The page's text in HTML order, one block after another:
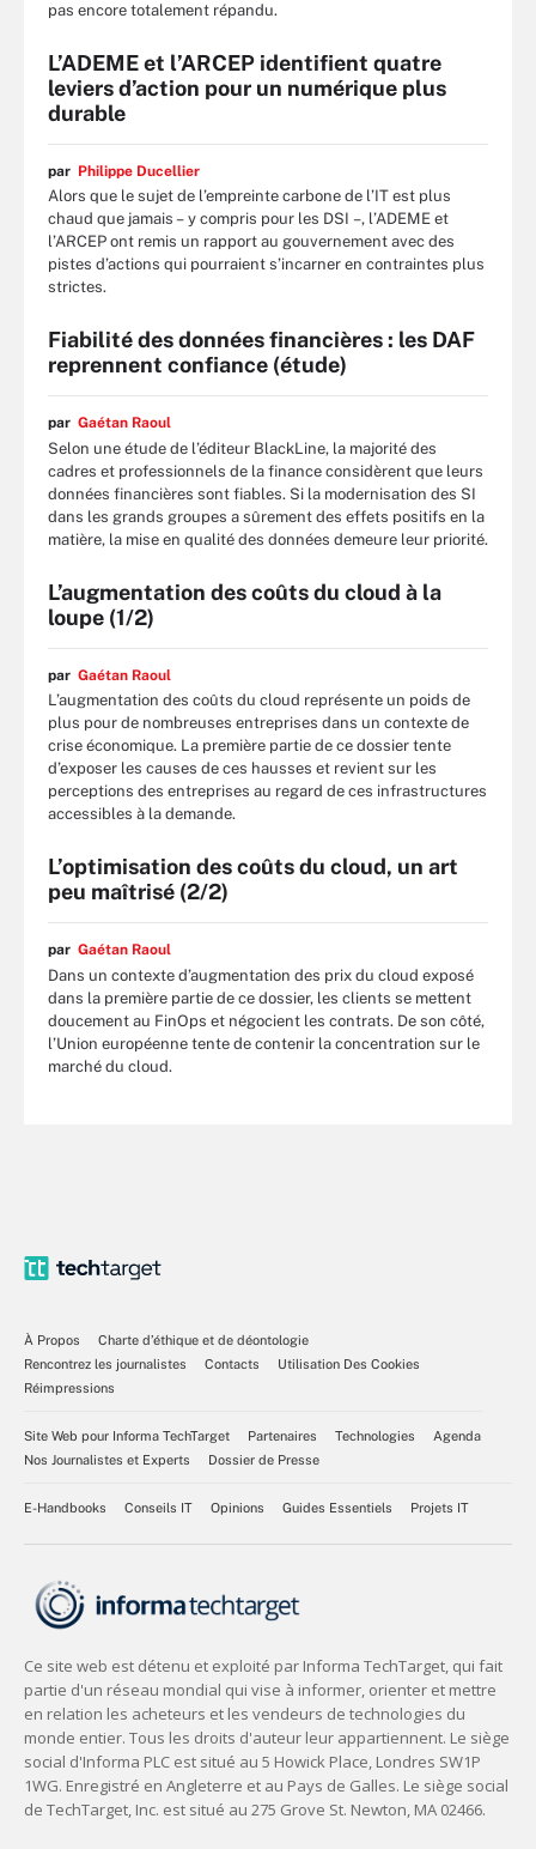
pas encore totalement répandu.
L’ADEME et l’ARCEP identifient quatre
leviers d’action pour un numérique plus
durable
par Philippe Ducellier
Alors que le sujet de l’empreinte carbone de l’IT est plus
chaud que jamais – y compris pour les DSI –, l’ADEME et
l’ARCEP ont remis un rapport au gouvernement avec des
pistes d’actions qui pourraient s’incarner en contraintes plus
strictes.
Fiabilité des données financières : les DAF
reprennent confiance (étude)
par Gaétan Raoul
Selon une étude de l’éditeur BlackLine, la majorité des
cadres et professionnels de la finance considèrent que leurs
données financières sont fiables. Si la modernisation des SI
dans les grands groupes a sûrement des effets positifs en la
matière, la mise en qualité des données demeure leur priorité.
L’augmentation des coûts du cloud à la
loupe (1/2)
par Gaétan Raoul
L’augmentation des coûts du cloud représente un poids de
plus pour de nombreuses entreprises dans un contexte de
crise économique. La première partie de ce dossier tente
d’exposer les causes de ces hausses et revient sur les
perceptions des entreprises au regard de ces infrastructures
accessibles à la demande.
L’optimisation des coûts du cloud, un art
peu maîtrisé (2/2)
par Gaétan Raoul
Dans un contexte d’augmentation des prix du cloud exposé
dans la première partie de ce dossier, les clients se mettent
doucement au FinOps et négocient les contrats. De son côté,
l’Union européenne tente de contenir la concentration sur le
marché du cloud.
À Propos
Charte d’éthique et de déontologie
Rencontrez les journalistes
Contacts
Utilisation Des Cookies
Réimpressions
Site Web pour Informa TechTarget Partenaires Technologies
Agenda
Nos Journalistes et Experts
Dossier de Presse
E-Handbooks Conseils IT Opinions Guides Essentiels Projets IT